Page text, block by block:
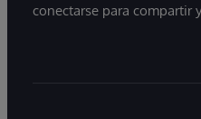
conectarse para compartir